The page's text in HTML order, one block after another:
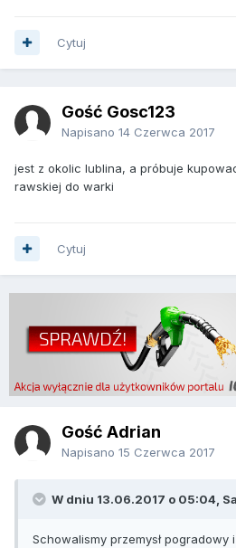
Cytuj
Gość Gosc123
Napisano 14 Czerwca 2017
jest z okolic lublina, a próbuje
rawskiej do warki
Cytuj
Gość Adrian
Napisano 15 Czerwca 2017
W dniu 13.06.2017 o 05:04,
Schowalismy przemysł pogradowy